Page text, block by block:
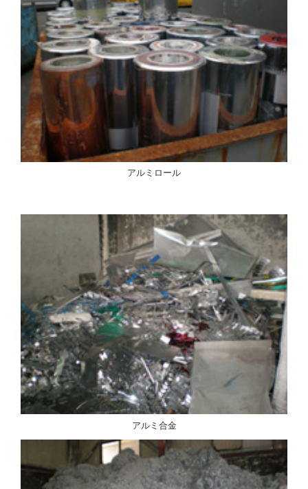
アルミロール
アルミ合金